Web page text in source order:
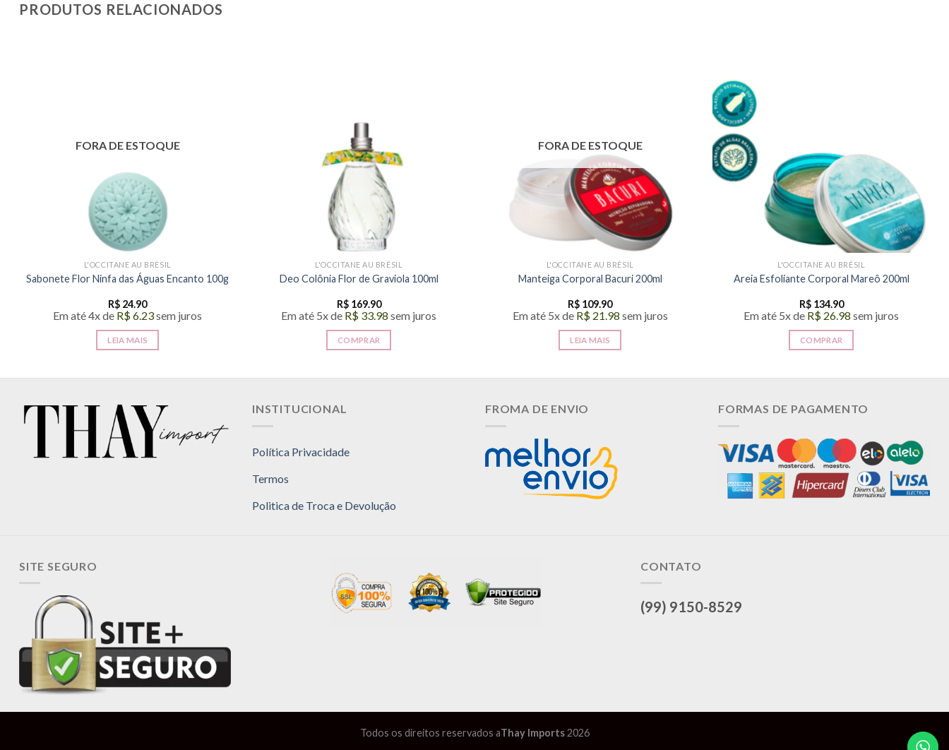
PRODUTOS RELACIONADOS
FORA DE ESTOQUE
L'OCCITANE AU BRÉSIL
Sabonete Flor Ninfa das Águas Encanto 100g
R$ 24.90
Em até 4x de R$6.23sem juros
LEIA MAIS
L'OCCITANE AU BRÉSIL
Deo Colônia Flor de Graviola 100ml
R$169.90
Em até 5x de R$ 33.98 sem juros
COMPRAR
FORA DE ESTOQUE
L'OCCITANE AU BRÉSIL
Manteiga Corporal Bacuri 200ml
R$ 109.90
Em até 5x de R$21.98 sem juros
LEIA MAIS
L'OCCITANE AU BRÉSIL
Areia Esfoliante Corporal Mareô 200ml
R$134.90
Em até 5x de R$ 26.98 sem juros
COMPRAR
INSTITUCIONAL
Política Privacidade
Termos
Politica de Troca e Devolução
FROMA DE ENVIO FORMAS DE PAGAMENTO
SITE SEGURO CONTATO
(99) 9150-8529
Todos os direitos reservados aThay Imports2026